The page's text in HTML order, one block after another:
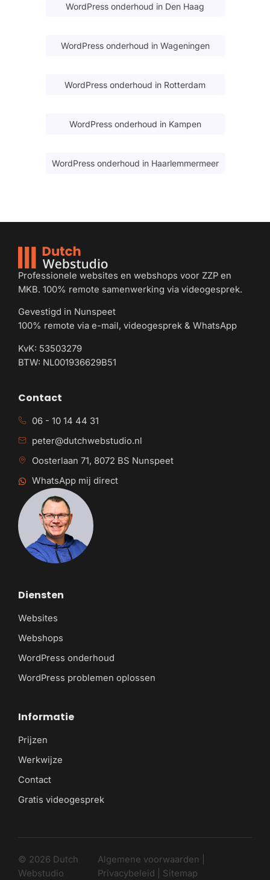
WordPress onderhoud in Den Haag
WordPress onderhoud in Wageningen
WordPress onderhoud in Rotterdam
WordPress onderhoud in Kampen
WordPress onderhoud in Haarlemmermeer
Professionele websites en webshops voor ZZP en
MKB. 100% remote samenwerking via videogesprek.
Gevestigd in Nunspeet
100% remote via e-mail, videogesprek & WhatsApp
KvK: 53503279
BTW: NL001936629B51
Diensten
Websites
Webshops
WordPress onderhoud
WordPress problemen oplossen
Informatie
Prijzen
Werkwijze
Contact
Gratis videogesprek
Contact
06 - 10 14 44 31
peter@dutchwebstudio.nl
Oosterlaan 71, 8072 BS Nunspeet
WhatsApp mij direct
© 2026 Dutch
Webstudio
Algemene voorwaarden
Privacybeleid
Sitemap